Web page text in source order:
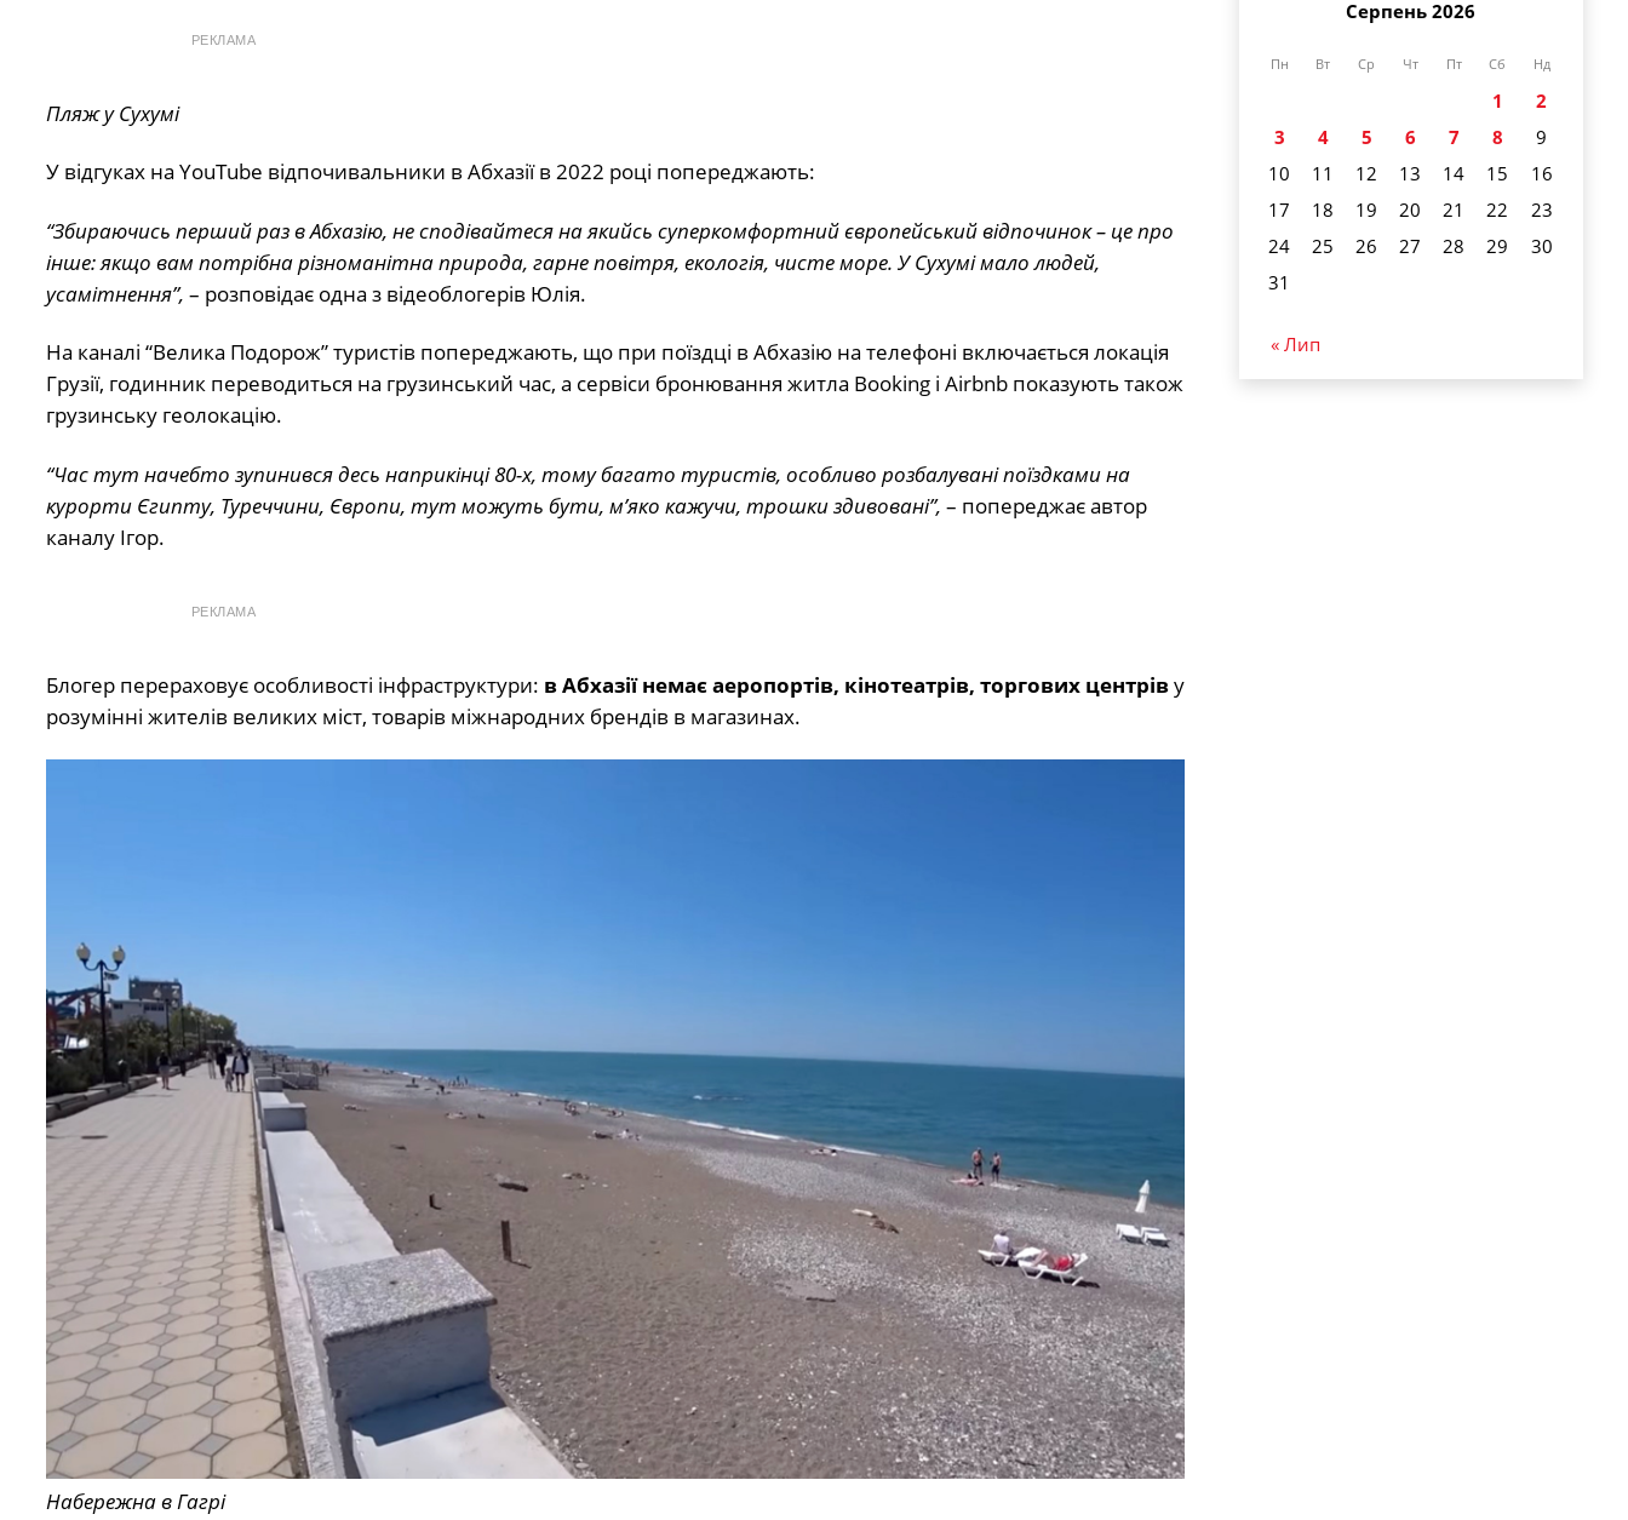
РЕКЛАМА
Пляж у Сухумі
У відгуках на YouTube відпочивальники в Абхазії в 2022 році попереджають:
“Збираючись перший раз в Абхазію, не сподівайтеся на якийсь суперкомфортний європейський відпочинок – це про
інше: якщо вам потрібна різноманітна природа, гарне повітря, екологія, чисте море. У Сухумі мало людей,
усамітнення”, – розповідає одна з відеоблогерів Юлія.
На каналі “Велика Подорож” туристів попереджають, що при поїздці в Абхазію на телефоні включається локація
Грузії, годинник переводиться на грузинський час, а сервіси бронювання житла Booking і Airbnb показують також
грузинську геолокацію.
“Час тут начебто зупинився десь наприкінці 80-х, тому багато туристів, особливо розбалувані поїздками на
курорти Єгипту, Туреччини, Європи, тут можуть бути, м’яко кажучи, трошки здивовані”, – попереджає автор
каналу Ігор.
РЕКЛАМА
Блогер перераховує особливості інфраструктури: в Абхазії немає аеропортів, кінотеатрів, торгових центріву
розумінні жителів великих міст, товарів міжнародних брендів в магазинах.
Набережна в Гагрі
Серпень 2026
Пн Вт Ср Чт Пт Сб Нд
1
2
3
4 5 6 7 8
9
10
11 12 13 14 15
16
17
18 19 20 21 22
23
24
25 26 27 28 29
30
31
« Лип